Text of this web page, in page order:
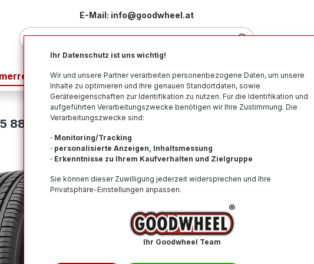
E-Mail: info@goodwheel.at
Motorradreifen Felgen Offroad-Reifen
88H BSW
57,25
Preise inkl.
Ihr Datenschutz ist uns wichtig!
Wir und unsere Partner verarbeiten personenbezogene Daten, um unsere
Inhalte zu optimieren und Ihre genauen Standortdaten, sowie
Geräteeigenschaften zur Identifikation zu nutzen. Für die Identifikation und
aufgeführten Verarbeitungszwecke benötigen wir Ihre Zustimmung. Die
Verarbeitungszwecke sind:
· Monitoring/Tracking
· personalisierte Anzeigen, Inhaltsmessung
· Erkenntnisse zu Ihrem Kaufverhalten und Zielgruppe
Sie können dieser Zuwilligung jederzeit widersprechen und Ihre
Privatsphäre-Einstellungen anpassen.
Ihr Goodwheel Team